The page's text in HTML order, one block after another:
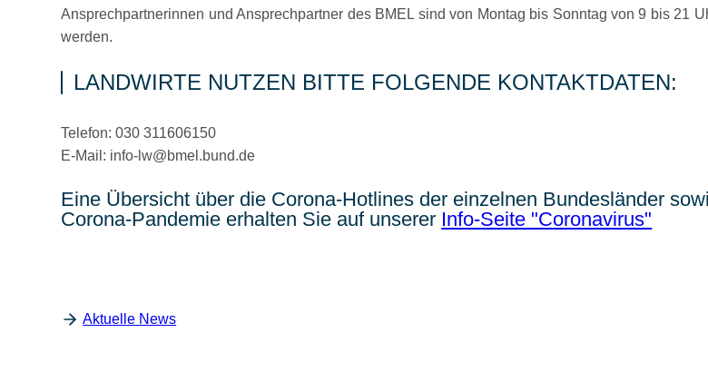
Ansprechpartnerinnen und Ansprechpartner des BMEL sind von Montag bis Sonntag von 9 bis 21
werden.
LANDWIRTE NUTZEN BITTE FOLGENDE KONTAKTDATEN:
Telefon: 030 311606150
E-Mail: info-lw@bmel.bund.de
Eine Übersicht über die Corona-Hotlines der einzelnen Bundesländer
Corona-Pandemie erhalten Sie auf unserer Info-Seite "Coronavirus"
Aktuelle News